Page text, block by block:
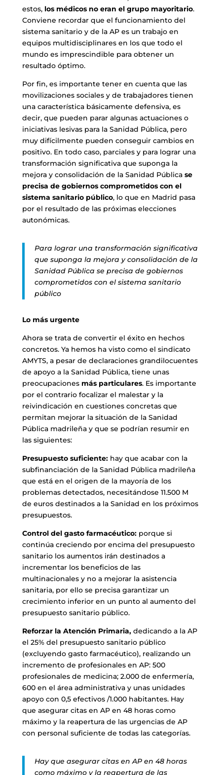
estos, los médicos no eran el grupo mayoritario.
Conviene recordar que el funcionamiento del
sistema sanitario y de la AP es un trabajo en
equipos multidisciplinares en los que todo el
mundo es imprescindible para obtener un
resultado óptimo.
Por fin, es importante tener en cuenta que las
movilizaciones sociales y de trabajadores tienen
una característica básicamente defensiva, es
decir, que pueden parar algunas actuaciones o
iniciativas lesivas para la Sanidad Pública, pero
muy difícilmente pueden conseguir cambios en
positivo. En todo caso, parciales y para lograr una
transformación significativa que suponga la
mejora y consolidación de la Sanidad Pública se
precisa de gobiernos comprometidos con el
sistema sanitario público, lo que en Madrid pasa
por el resultado de las próximas elecciones
autonómicas.
Para lograr una transformación significativa
que suponga la mejora y consolidación de la
Sanidad Pública se precisa de gobiernos
comprometidos con el sistema sanitario
público
Lo más urgente
Ahora se trata de convertir el éxito en hechos
concretos. Ya hemos ha visto como el sindicato
AMYTS, a pesar de declaraciones grandilocuentes
de apoyo a la Sanidad Pública, tiene unas
preocupaciones más particulares. Es importante
por el contrario focalizar el malestar y la
reivindicación en cuestiones concretas que
permitan mejorar la situación de la Sanidad
Pública madrileña y que se podrían resumir en
las siguientes:
Presupuesto suficiente:hay que acabar con la
subfinanciación de la Sanidad Pública madrileña
que está en el origen de la mayoría de los
problemas detectados, necesitándose 11.500 M
de euros destinados a la Sanidad en los próximos
presupuestos.
Control del gasto farmacéutico: porque si
continúa creciendo por encima del presupuesto
sanitario los aumentos irán destinados a
incrementar los beneficios de las
multinacionales y no a mejorar la asistencia
sanitaria, por ello se precisa garantizar un
crecimiento inferior en un punto al aumento del
presupuesto sanitario público.
Reforzar la Atención Primaria,dedicando a la AP
el 25% del presupuesto sanitario público
(excluyendo gasto farmacéutico), realizando un
incremento de profesionales en AP: 500
profesionales de medicina; 2.000 de enfermería,
600 en el área administrativa y unas unidades
apoyo con 0,5 efectivos /1.000 habitantes. Hay
que asegurar citas en AP en 48 horas como
máximo y la reapertura de las urgencias de AP
con personal suficiente de todas las categorías.
Hay que asegurar citas en AP en 48 horas
como máximo y la reapertura de las